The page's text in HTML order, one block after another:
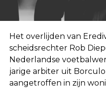
Het overlijden van
scheidsrechter Rob
Nederlandse
jarige arbiter uit
aangetroffen in zijn